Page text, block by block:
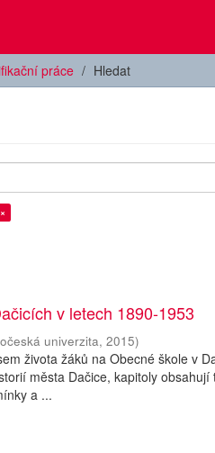
práce Hledat
v letech 1890-1953
univerzita,2015)
života žáků na Obecné škole v
města Dačice, kapitoly
a ...